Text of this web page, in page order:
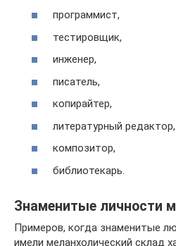
программист,
тестировщик,
инженер,
писатель,
копирайтер,
литературный редактор,
композитор,
библиотекарь.
Знаменитые личности
Примеров, когда знаменитые
имели меланхолический склад